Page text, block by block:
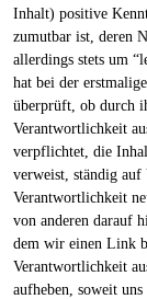
Inhalt) positive
zumutbar ist, deren
allerdings stets um
hat bei der
überprüft, ob durch
Verantwortlichkeit
verpflichtet, die
verweist, ständig auf
Verantwortlichkeit
von anderen darauf
dem wir einen Link
Verantwortlichkeit
aufheben, soweit